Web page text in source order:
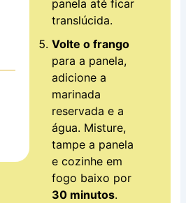
panela até ficar
translúcida.
Volte o frango
para a panela,
adicione a
marinada
reservada e a
água. Misture,
tampe a panela
e cozinhe em
fogo baixo por
30 minutos.